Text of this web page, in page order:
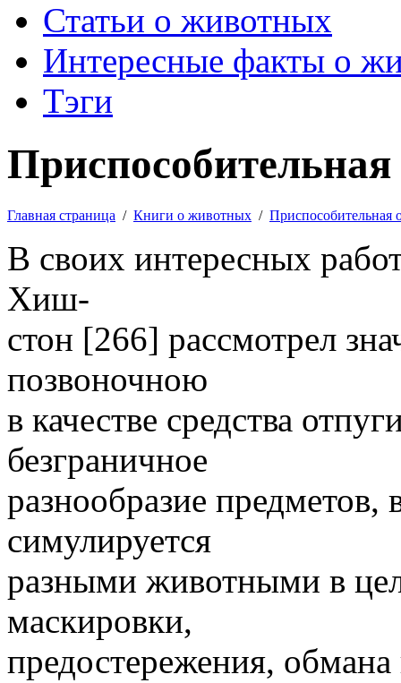
Статьи о животных
Интересные факты о
Тэги
Главная страница / Книги о животных / Приспособительная
В своих интересных
Хиш-
стон [266] рассмотрел
позвоночною
в качестве средства
безграничное
разнообразие
симулируется
разными животными в
маскировки,
предостережения,